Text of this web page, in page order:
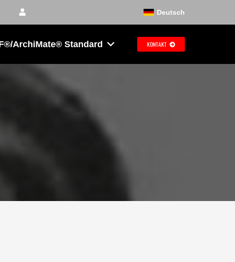
Deutsch
ArchiMate® Standard KONTAKT